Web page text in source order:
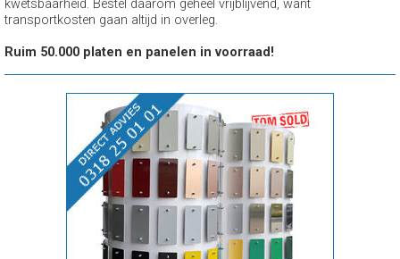
kwetsbaarheid. Bestel daarom geheel vrijblijvend, want
transportkosten gaan altijd in overleg.
Ruim 50.000 platen en panelen in voorraad!